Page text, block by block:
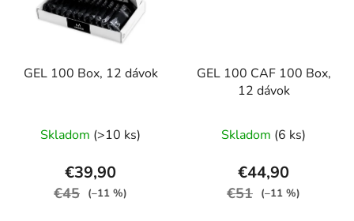
GEL 100 Box, 12 dávok
Skladom (>10 ks)
€39,90
€45 (–11 %)
GEL 100 CAF 100 Box,
12 dávok
Skladom (6 ks)
€44,90
€51 (–11 %)